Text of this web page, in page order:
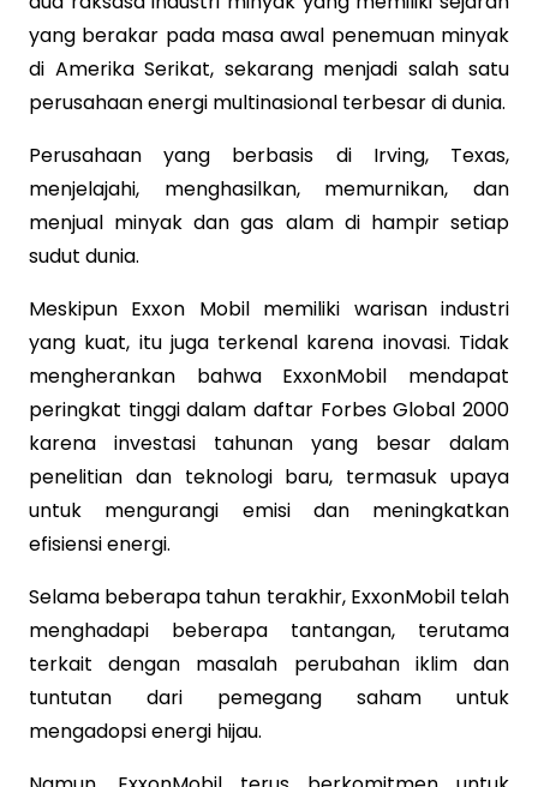
yang berakar pada masa awal penemuan minyak
di Amerika Serikat, sekarang menjadi salah satu
perusahaan energi multinasional terbesar di dunia.
Perusahaan yang berbasis di Irving, Texas,
menjelajahi, menghasilkan, memurnikan, dan
menjual minyak dan gas alam di hampir setiap
sudut dunia.
Meskipun Exxon Mobil memiliki warisan industri
yang kuat, itu juga terkenal karena inovasi. Tidak
mengherankan bahwa ExxonMobil mendapat
peringkat tinggi dalam daftar Forbes Global 2000
karena investasi tahunan yang besar dalam
penelitian dan teknologi baru, termasuk upaya
untuk mengurangi emisi dan meningkatkan
efisiensi energi.
Selama beberapa tahun terakhir, ExxonMobil telah
menghadapi beberapa tantangan, terutama
terkait dengan masalah perubahan iklim dan
tuntutan dari pemegang saham untuk
mengadopsi energi hijau.